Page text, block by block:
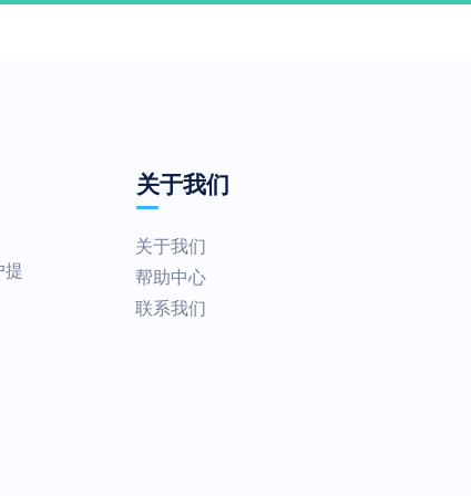
提
关于我们
关于我们
帮助中心
联系我们